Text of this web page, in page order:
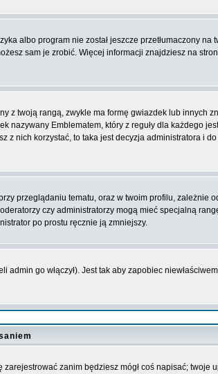
albo program nie został jeszcze przetłumaczony na
sam je zrobić. Więcej informacji znajdziesz na
z twoją rangą, zwykle ma formę gwiazdek lub innych
nazywany Emblematem, który z reguły dla każdego
z nich korzystać, to taka jest decyzja administratora i
przeglądaniu tematu, oraz w twoim profilu, zależnie
czy administratorzy mogą mieć specjalną
po prostu ręcznie ją zmniejszy.
go włączył). Jest tak aby zapobiec
zanim będziesz mógł coś napisać; twoje